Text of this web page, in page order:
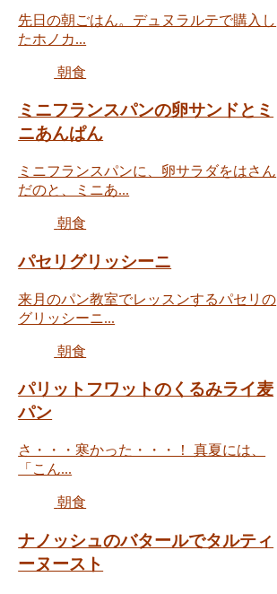
先日の朝ごはん。デュヌラルテで購入し
たホノカ...
朝食
ミニフランスパンの卵サンドとミ
ニあんぱん
ミニフランスパンに、卵サラダをはさん
だのと、ミニあ...
朝食
パセリグリッシーニ
来月のパン教室でレッスンするパセリの
グリッシーニ...
朝食
パリットフワットのくるみライ麦
パン
さ・・・寒かった・・・！ 真夏には、
「こん...
朝食
ナノッシュのバタールでタルティ
ーヌースト